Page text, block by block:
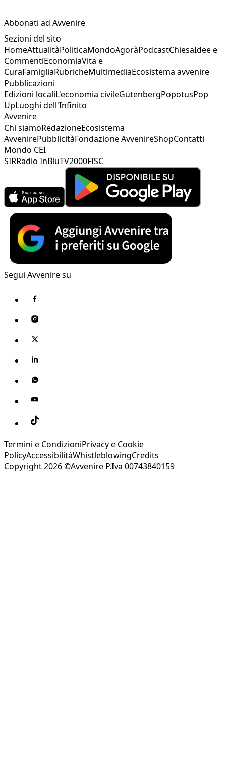
Abbonati ad Avvenire
Sezioni del sito
HomeAttualitàPoliticaMondoAgoràPodcastChiesaIdee e
CommentiEconomiaVita e
CuraFamigliaRubricheMultimediaEcosistema avvenire
Pubblicazioni
Edizioni localiL'economia civileGutenbergPopotusPop
UpLuoghi dell'Infinito
Avvenire
Chi siamoRedazioneEcosistema
AvvenirePubblicitàFondazione AvvenireShopContatti
Mondo CEI
SIRRadio InBluTV2000FISC
Segui Avvenire su
Termini e CondizioniPrivacy e Cookie
PolicyAccessibilitàWhistleblowingCredits
Copyright 2026 ©Avvenire P.Iva 00743840159